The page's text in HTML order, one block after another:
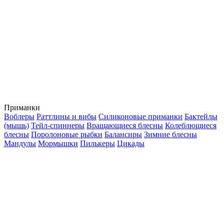
Приманки
Воблеры Раттлины и вибы Силиконовые приманки Бактейлы
(мышь) Тейл-спиннеры Вращающиеся блесны Колеблющиеся
блесны Поролоновые рыбки Балансиры Зимние блесны
Мандулы Мормышки Пилькеры Цикады